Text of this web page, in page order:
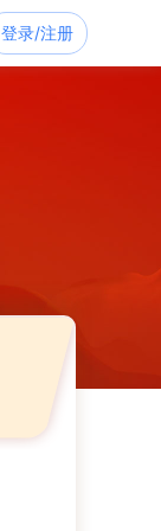
登录/注册